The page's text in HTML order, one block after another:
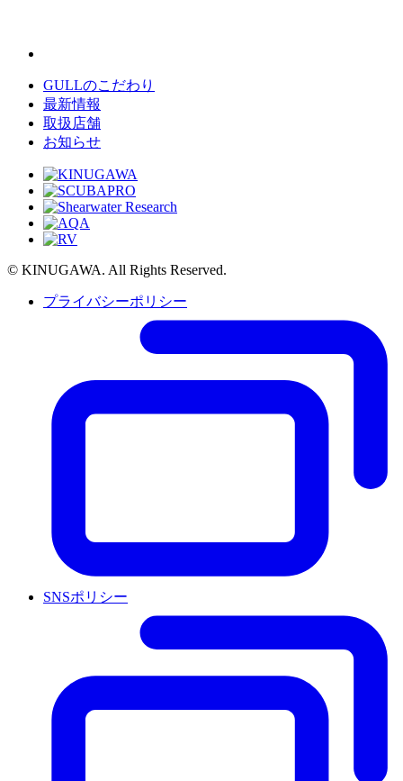
GULLのこだわり
最新情報
取扱店舗
お知らせ
© KINUGAWA. All Rights Reserved.
プライバシーポリシー
SNSポリシー